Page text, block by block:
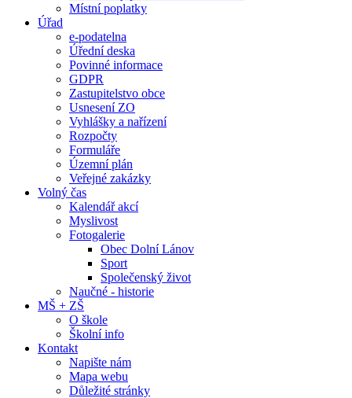
Místní poplatky
Úřad
e-podatelna
Úřední deska
Povinné informace
GDPR
Zastupitelstvo obce
Usnesení ZO
Vyhlášky a nařízení
Rozpočty
Formuláře
Územní plán
Veřejné zakázky
Volný čas
Kalendář akcí
Myslivost
Fotogalerie
Obec Dolní Lánov
Sport
Společenský život
Naučné - historie
MŠ + ZŠ
O škole
Školní info
Kontakt
Napište nám
Mapa webu
Důležité stránky